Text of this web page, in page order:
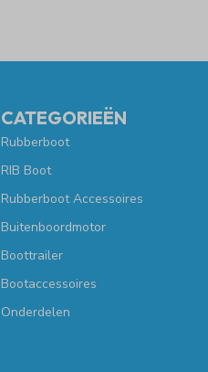
CATEGORIEËN
Rubberboot
RIB Boot
Rubberboot Accessoires
Buitenboordmotor
Boottrailer
Bootaccessoires
Onderdelen